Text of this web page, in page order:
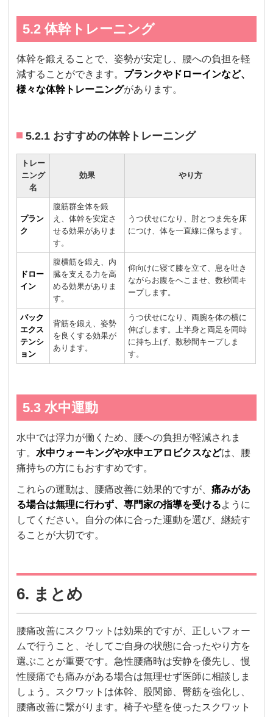
5.2 体幹トレーニング
体幹を鍛えることで、姿勢が安定し、腰への負担を軽
減することができます。 プランクやドローインなど、
様々な体幹トレーニングがあります。
5.2.1 おすすめの体幹トレーニング
トレー
ニング
名
効果 やり方
プラン
ク
腹筋群全体を鍛
え、体幹を安定さ
せる効果がありま
す。
うつ伏せになり、肘とつま先を床
につけ、体を一直線に保ちます。
ドロー
イン
腹横筋を鍛え、内
臓を支える力を高
める効果がありま
す。
仰向けに寝て膝を立て、息を吐き
ながらお腹をへこませ、数秒間キ
ープします。
バック
エクス
テンシ
ョン
背筋を鍛え、姿勢
を良くする効果が
あります。
うつ伏せになり、両腕を体の横に
伸ばします。上半身と両足を同時
に持ち上げ、数秒間キープしま
す。
5.3 水中運動
水中では浮力が働くため、腰への負担が軽減されま
す。 水中ウォーキングや水中エアロビクスなどは、腰
痛持ちの方にもおすすめです。
これらの運動は、腰痛改善に効果的ですが、痛みがあ
る場合は無理に行わず、専門家の指導を受けるように
してください。自分の体に合った運動を選び、継続す
ることが大切です。
6. まとめ
腰痛改善にスクワットは効果的ですが、正しいフォー
ムで行うこと、そしてご自身の状態に合ったやり方を
選ぶことが重要です。急性腰痛時は安静を優先し、慢
性腰痛でも痛みがある場合は無理せず医師に相談しま
しょう。スクワットは体幹、股関節、臀筋を強化し、
腰痛改善に繋がります。椅子や壁を使ったスクワット